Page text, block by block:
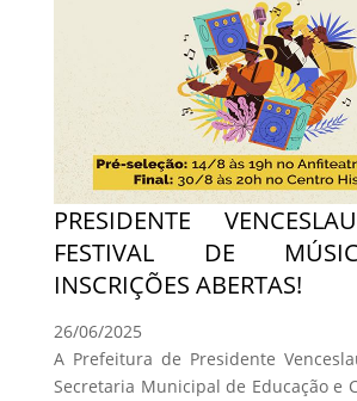
PRESIDENTE
FESTIVAL DE
INSCRIÇÕES ABERTAS!
26/06/2025
A Prefeitura de Presidente
Secretaria Municipal de Educação e